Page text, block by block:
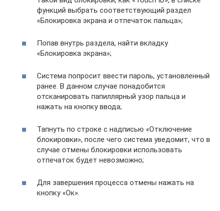
функций выбрать соответствующий раздел
«Блокировка экрана и отпечаток пальца»;
Попав внутрь раздела, найти вкладку
«Блокировка экрана»;
Система попросит ввести пароль, установленный
ранее. В данном случае понадобится
отсканировать папиллярный узор пальца и
нажать на кнопку ввода;
Тапнуть по строке с надписью «Отключение
блокировки», после чего система уведомит, что в
случае отмены блокировки использовать
отпечаток будет невозможно;
Для завершения процесса отмены нажать на
кнопку «Ок».